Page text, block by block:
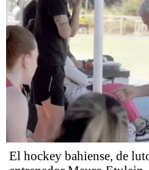
El hockey bahiense, de